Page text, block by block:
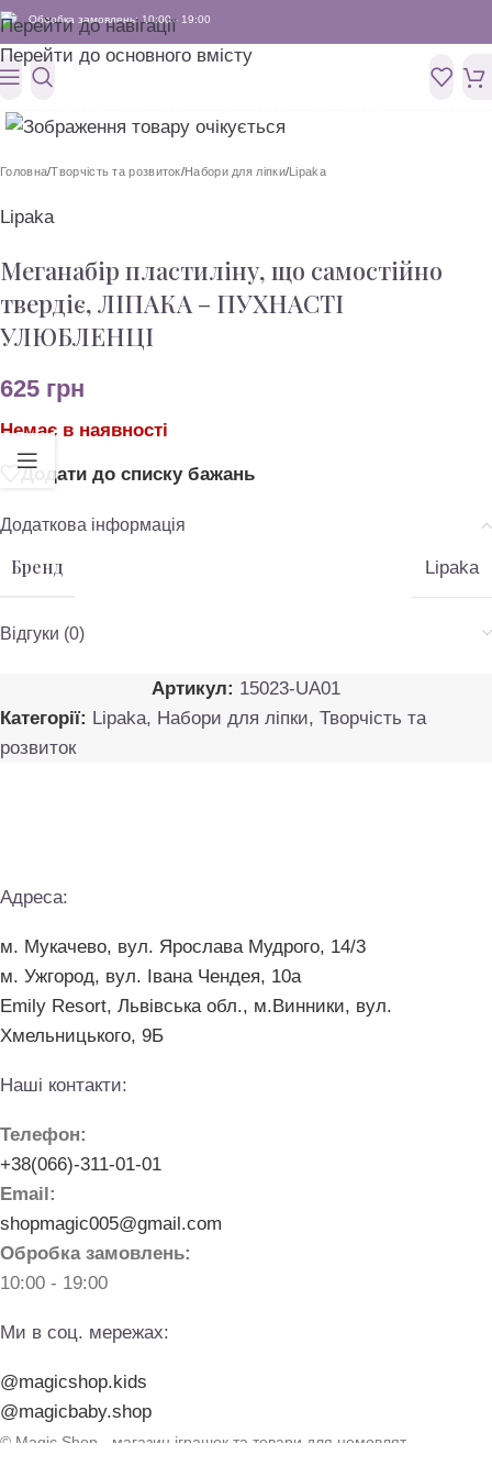
Перейти до навігації
Перейти до основного вмісту
Обробка замовлень: 10:00 - 19:00
Головна/Творчість та розвиток/Набори для ліпки/Lipaka
Lipaka
Меганабір пластиліну, що самостійно
твердіє, ЛІПАКА – ПУХНАСТІ
УЛЮБЛЕНЦІ
625 грн
Немає в наявності
Додати до списку бажань
Додаткова інформація
Бренд Lipaka
Відгуки (0)
Артикул: 15023-UA01
Категорії: Lipaka, Набори для ліпки, Творчість та
розвиток
Адреса:
м. Мукачево, вул. Ярослава Мудрого, 14/3
м. Ужгород, вул. Івана Чендея, 10а
Emily Resort, Львівська обл., м.Винники, вул.
Хмельницького, 9Б
Наші контакти:
Телефон:
+38(066)-311-01-01
Email:
shopmagic005@gmail.com
Обробка замовлень:
10:00 - 19:00
Ми в соц. мережах:
@magicshop.kids
@magicbaby.shop
© Magic Shop - магазин іграшок та товари для немовлят.